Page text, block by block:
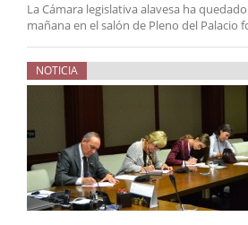
La Cámara legislativa alavesa ha
mañana en el salón de Pleno del Palacio
NOTICIA